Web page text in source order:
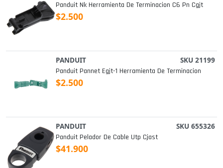
Panduit Nk Herramienta De Terminacion C6 Pn Cgjt
$2.500
PANDUIT SKU 21199
Panduit Pannet Egjt-1 Herramienta De Terminacion
$2.500
PANDUIT SKU 655326
Panduit Pelador De Cable Utp Cjast
$41.900